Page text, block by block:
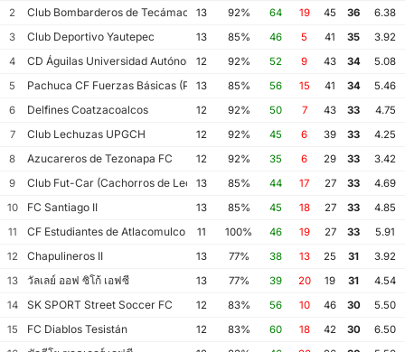
2
Club Bombarderos de Tecámac 13 92% 64 19 45 36
6.38
3
Club Deportivo Yautepec 13 85% 46 5 41 35
3.92
4
CD Águilas Universidad Autónoma de Guerrero
12 92% 52 9 43 34
5.08
5
Pachuca CF Fuerzas Básicas (Pachuca CF III)
13 85% 56 15 41 34
5.46
6
Delfines Coatzacoalcos 12 92% 50 7 43 33
4.75
7
Club Lechuzas UPGCH 12 92% 45 6 39 33
4.25
8
Azucareros de Tezonapa FC 12 92% 35 6 29 33
3.42
9
Club Fut-Car (Cachorros de León)13 85% 44 17 27 33
4.69
10
FC Santiago II 13 85% 45 18 27 33
4.85
11
CF Estudiantes de Atlacomulco 11 100% 46 19 27 33
5.91
12
Chapulineros II 13 77% 38 13 25 31
3.92
13
วัลเลย์ ออฟ ซิโก้ เอฟซี 13 77% 39 20 19 31
4.54
14
SK SPORT Street Soccer FC 12 83% 56 10 46 30
5.50
15
FC Diablos Tesistán 12 83% 60 18 42 30
6.50